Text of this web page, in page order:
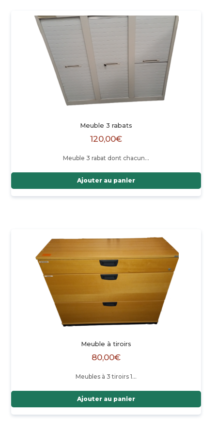
Meuble 3 rabats
120,00€
Meuble 3 rabat dont chacun…
Ajouter au panier
Meuble à tiroirs
80,00€
Meubles à 3 tiroirs 1…
Ajouter au panier